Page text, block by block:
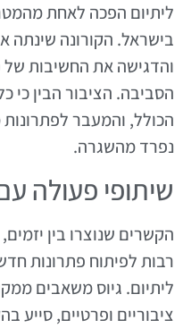
ליתיום הפכה לאחת
בישראל. הקורונה שינתה
והדגישה את החשיבות של
הסביבה. הציבור הבין כי
הכולל, והמעבר
נפרד מהשגרה.
שיתופי פעולה
הקשרים שנוצרו בין
רבות לפיתוח פתרונות
ליתיום. גיוס משאבים
ציבוריים ופרטיים, סייע